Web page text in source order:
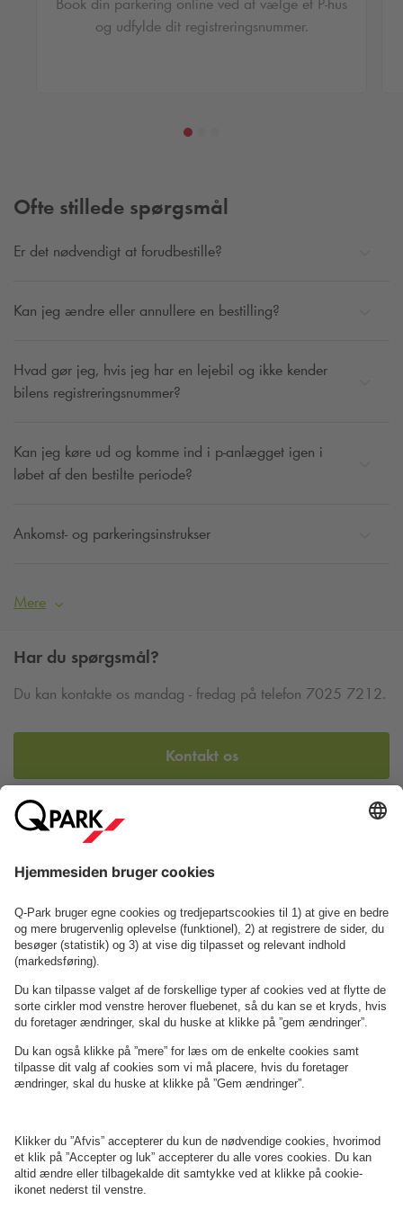
nummerpladegenkendelse i P-anlægget, åbner bommen
automatisk for dig. Og ellers scanner du bare din QR-kode,
Du kan finde tilbud til en aften i byen, en dag eller en hel
og udfylde dit registreringsnummer.
Ofte stillede spørgsmål
Er det nødvendigt at forudbestille?
Kan jeg ændre eller annullere en bestilling?
Hvad gør jeg, hvis jeg har en lejebil og ikke kender
bilens registreringsnummer?
Kan jeg køre ud og komme ind i p-anlægget igen i
løbet af den bestilte periode?
Ankomst- og parkeringsinstrukser
Mere
Har du spørgsmål?
Du kan kontakte os mandag - fredag på telefon 7025 7212.
Kontakt os
Eller find os her:
OmQ-Park
Erhverv
Betingelser og politikker